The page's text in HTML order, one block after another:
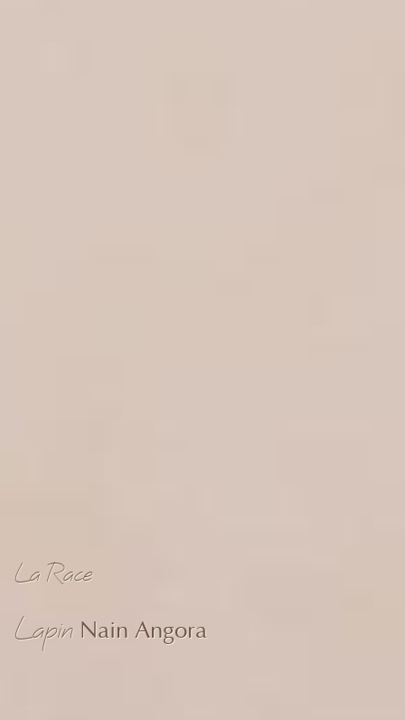
La Race
Lapin Nain Angora